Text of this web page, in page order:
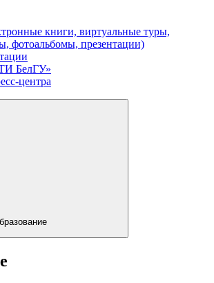
книги, виртуальные туры,
фотоальбомы, презентации)
БелГУ»
центра